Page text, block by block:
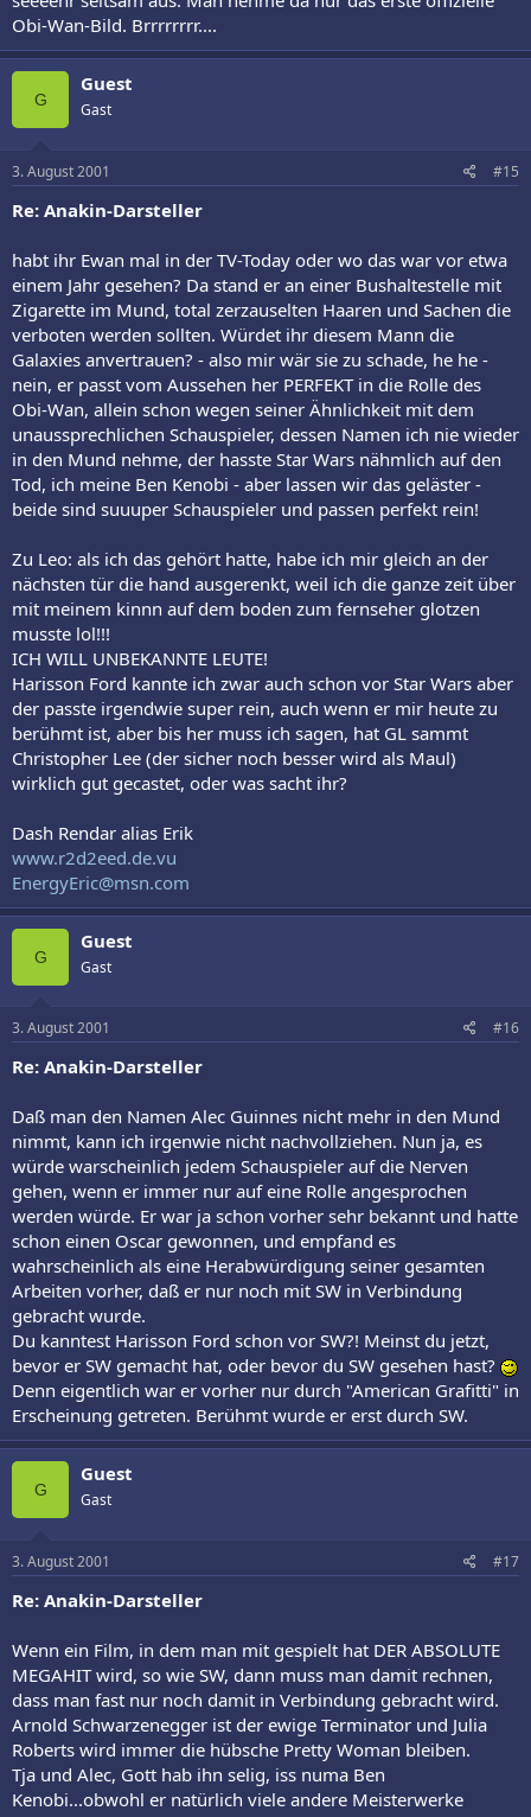
Obi-Wan-Bild. Brrrrrrrr....
G
Guest
Gast
3. August 2001 #15
Re: Anakin-Darsteller
habt ihr Ewan mal in der TV-Today oder wo das war vor etwa
einem Jahr gesehen? Da stand er an einer Bushaltestelle mit
Zigarette im Mund, total zerzauselten Haaren und Sachen die
verboten werden sollten. Würdet ihr diesem Mann die
Galaxies anvertrauen? - also mir wär sie zu schade, he he -
nein, er passt vom Aussehen her PERFEKT in die Rolle des
Obi-Wan, allein schon wegen seiner Ähnlichkeit mit dem
unaussprechlichen Schauspieler, dessen Namen ich nie wieder
in den Mund nehme, der hasste Star Wars nähmlich auf den
Tod, ich meine Ben Kenobi - aber lassen wir das geläster -
beide sind suuuper Schauspieler und passen perfekt rein!
Zu Leo: als ich das gehört hatte, habe ich mir gleich an der
nächsten tür die hand ausgerenkt, weil ich die ganze zeit über
mit meinem kinnn auf dem boden zum fernseher glotzen
musste lol!!!
ICH WILL UNBEKANNTE LEUTE!
Harisson Ford kannte ich zwar auch schon vor Star Wars aber
der passte irgendwie super rein, auch wenn er mir heute zu
berühmt ist, aber bis her muss ich sagen, hat GL sammt
Christopher Lee (der sicher noch besser wird als Maul)
wirklich gut gecastet, oder was sacht ihr?
Dash Rendar alias Erik
www.r2d2eed.de.vu
EnergyEric@msn.com
G
Guest
Gast
3. August 2001 #16
Re: Anakin-Darsteller
Daß man den Namen Alec Guinnes nicht mehr in den Mund
nimmt, kann ich irgenwie nicht nachvollziehen. Nun ja, es
würde warscheinlich jedem Schauspieler auf die Nerven
gehen, wenn er immer nur auf eine Rolle angesprochen
werden würde. Er war ja schon vorher sehr bekannt und hatte
schon einen Oscar gewonnen, und empfand es
wahrscheinlich als eine Herabwürdigung seiner gesamten
Arbeiten vorher, daß er nur noch mit SW in Verbindung
gebracht wurde.
Du kanntest Harisson Ford schon vor SW?! Meinst du jetzt,
bevor er SW gemacht hat, oder bevor du SW gesehen hast?
Denn eigentlich war er vorher nur durch "American Grafitti" in
Erscheinung getreten. Berühmt wurde er erst durch SW.
G
Guest
Gast
3. August 2001 #17
Re: Anakin-Darsteller
Wenn ein Film, in dem man mit gespielt hat DER ABSOLUTE
MEGAHIT wird, so wie SW, dann muss man damit rechnen,
dass man fast nur noch damit in Verbindung gebracht wird.
Arnold Schwarzenegger ist der ewige Terminator und Julia
Roberts wird immer die hübsche Pretty Woman bleiben.
Tja und Alec, Gott hab ihn selig, iss numa Ben
Kenobi...obwohl er natürlich viele andere Meisterwerke